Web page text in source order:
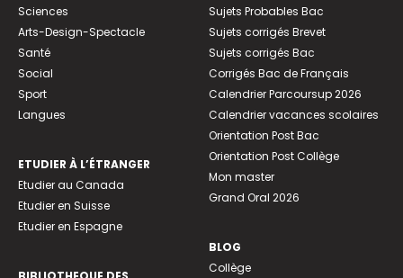
Sciences
Arts-Design-Spectacle
Santé
Social
Sport
Langues
ETUDIER À L’ÉTRANGER
Etudier au Canada
Etudier en Suisse
Etudier en Espagne
Sujets Probables Bac
Sujets corrigés Brevet
Sujets corrigés Bac
Corrigés Bac de Français
Calendrier Parcoursup 2026
Calendrier vacances scolaires
Orientation Post Bac
Orientation Post Collège
Mon master
Grand Oral 2026
BLOG
Collège